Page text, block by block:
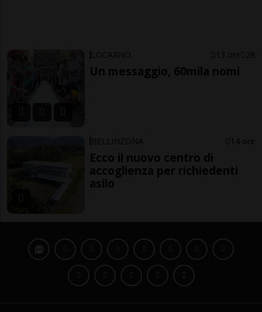
LOCARNO 13 ore 28
Un messaggio, 60mila nomi
BELLINZONA 14 ore
Ecco il nuovo centro di
accoglienza per richiedenti
asilo